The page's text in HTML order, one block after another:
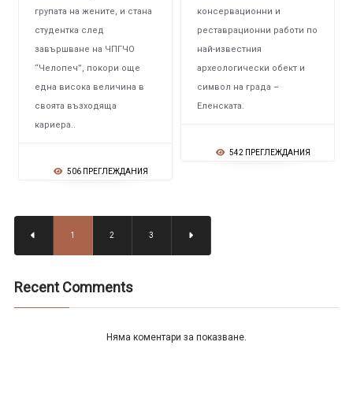
консервационни и
реставрационни работи по
най-известния
археологически обект и
символ на града –
Еленската.
542 ПРЕГЛЕЖДАНИЯ
групата на жените, и стана
студентка след
завършване на ЧПГЧО
“Челопеч”, покори още
една висока величина в
своята възходяща
кариера..
506 ПРЕГЛЕЖДАНИЯ
1 2 3
Recent Comments
Няма коментари за показване.